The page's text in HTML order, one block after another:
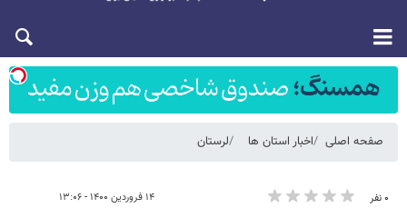
صفحه اصلی اخبار استان ها لرستان
۰ نفر ۱۴ فروردین ۱۴۰۰ - ۱۳:۰۶